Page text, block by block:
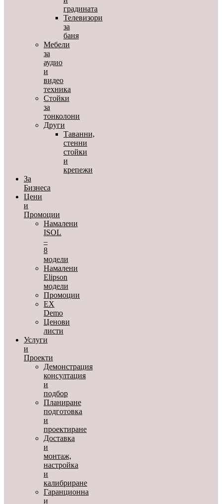
градината
Телевизори
за
баня
Мебели
за
аудио
и
видео
техника
Стойки
за
тонколони
Други
Таванни,
стенни
стойки
и
крепежи
За
Бизнеса
Цени
и
Промоции
Намалени
ISOL
–
8
модели
Намалени
Elipson
модели
Промоции
EX
Demo
Ценови
листи
Услуги
и
Проекти
Демонстрация
консултация
и
подбор
Планиране
подготовка
и
проектиране
Доставка
и
монтаж,
настройка
и
калибриране
Гаранционна
и